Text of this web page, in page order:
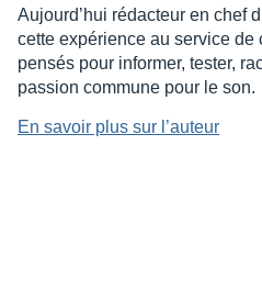
Aujourd’hui rédacteur en chef
cette expérience au service de
pensés pour informer, tester,
passion commune pour le son.
En savoir plus sur l’auteur